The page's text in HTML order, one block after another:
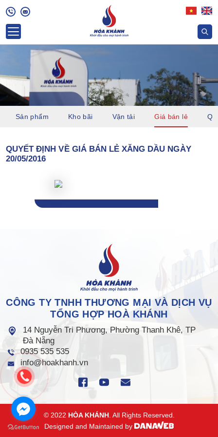
Sản phẩm Kho bãi Vận tải Giá bán lẻ
QUYẾT ĐỊNH VỀ GIÁ BÁN LẺ XĂNG DẦU NGÀY
20/05/2016
CÔNG TY TNHH THƯƠNG MẠI VÀ DỊCH VỤ
TỔNG HỢP HOÀ KHÁNH
14 Nguyễn Tri Phương, Phường Thanh Khê, TP
Đà Nẵng
0935 535 535
info@hoakhanh.vn
© 2022 HÒA KHÁNH. All Rights Reserved.
Designed and Maintained by